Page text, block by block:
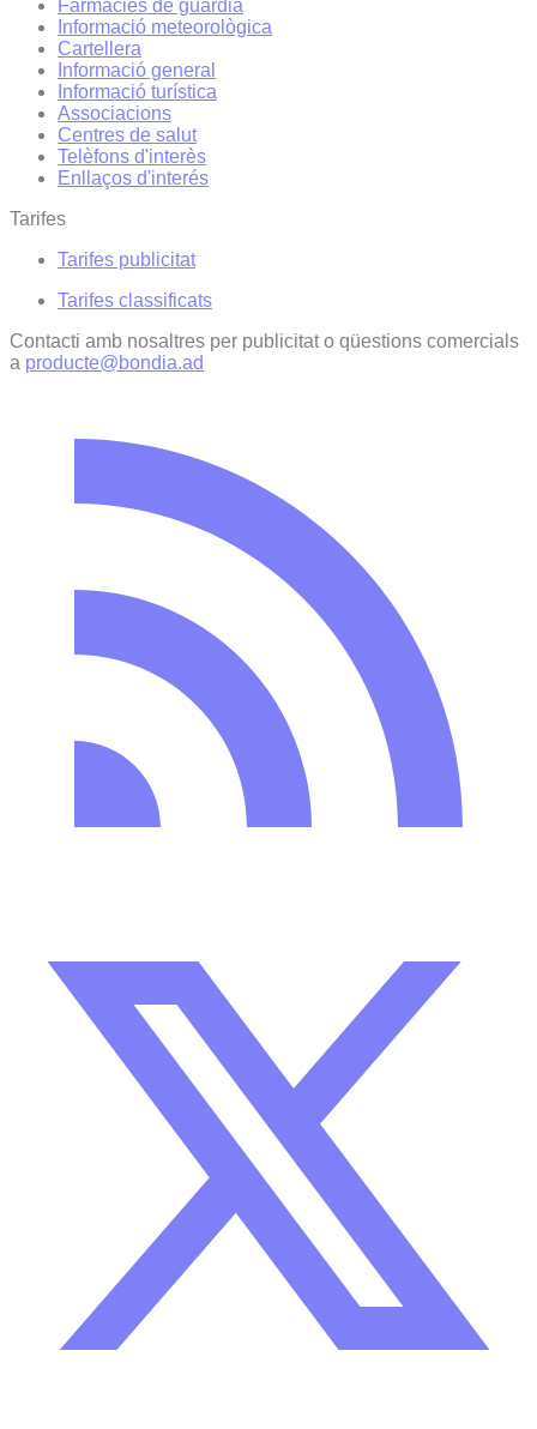
Farmàcies de guàrdia
Informació meteorològica
Cartellera
Informació general
Informació turística
Associacions
Centres de salut
Telèfons d'interès
Enllaços d'interés
Tarifes
Tarifes publicitat
Tarifes classificats
Contacti amb nosaltres per publicitat o qüestions comercials
a producte@bondia.ad